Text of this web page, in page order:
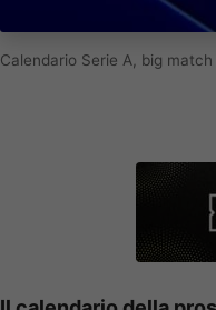
Calendario Serie A, big